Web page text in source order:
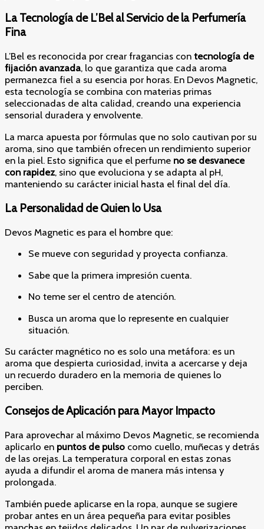
La Tecnología de L’Bel al Servicio de la Perfumería
Fina
L’Bel es reconocida por crear fragancias con tecnología de
fijación avanzada, lo que garantiza que cada aroma
permanezca fiel a su esencia por horas. En Devos Magnetic,
esta tecnología se combina con materias primas
seleccionadas de alta calidad, creando una experiencia
sensorial duradera y envolvente.
La marca apuesta por fórmulas que no solo cautivan por su
aroma, sino que también ofrecen un rendimiento superior
en la piel. Esto significa que el perfume no se desvanece
con rapidez, sino que evoluciona y se adapta al pH,
manteniendo su carácter inicial hasta el final del día.
La Personalidad de Quien lo Usa
Devos Magnetic es para el hombre que:
Se mueve con seguridad y proyecta confianza.
Sabe que la primera impresión cuenta.
No teme ser el centro de atención.
Busca un aroma que lo represente en cualquier
situación.
Su carácter magnético no es solo una metáfora: es un
aroma que despierta curiosidad, invita a acercarse y deja
un recuerdo duradero en la memoria de quienes lo
perciben.
Consejos de Aplicación para Mayor Impacto
Para aprovechar al máximo Devos Magnetic, se recomienda
aplicarlo en puntos de pulso como cuello, muñecas y detrás
de las orejas. La temperatura corporal en estas zonas
ayuda a difundir el aroma de manera más intensa y
prolongada.
También puede aplicarse en la ropa, aunque se sugiere
probar antes en un área pequeña para evitar posibles